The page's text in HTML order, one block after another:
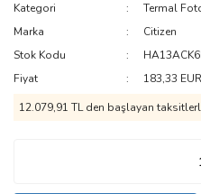
Kategori
Termal
Marka
Citizen
Stok Kodu
Fiyat
183,33
12.079,91 TL den başlayan